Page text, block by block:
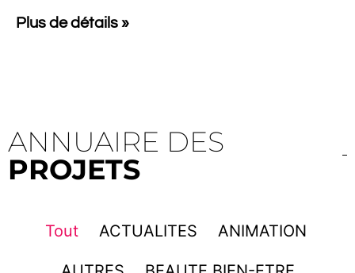
Plus de détails »
ANNUAIRE DES
PROJETS
Tout ACTUALITES ANIMATION